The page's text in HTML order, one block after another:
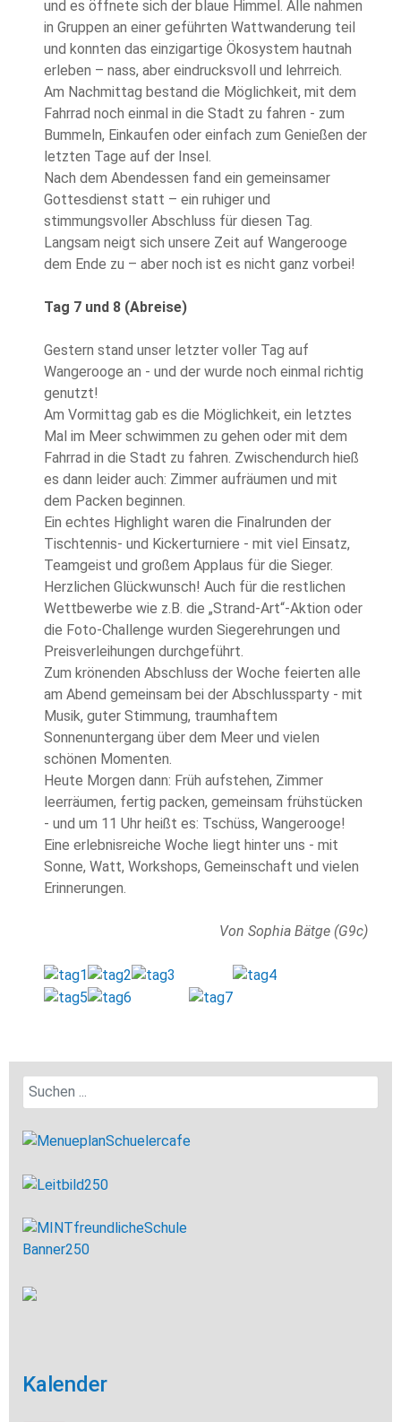
und es öffnete sich der blaue Himmel. Alle nahmen
in Gruppen an einer geführten Wattwanderung teil
und konnten das einzigartige Ökosystem hautnah
erleben – nass, aber eindrucksvoll und lehrreich.
Am Nachmittag bestand die Möglichkeit, mit dem
Fahrrad noch einmal in die Stadt zu fahren - zum
Bummeln, Einkaufen oder einfach zum Genießen der
letzten Tage auf der Insel.
Nach dem Abendessen fand ein gemeinsamer
Gottesdienst statt – ein ruhiger und
stimmungsvoller Abschluss für diesen Tag.
Langsam neigt sich unsere Zeit auf Wangerooge
dem Ende zu – aber noch ist es nicht ganz vorbei!
Tag 7 und 8 (Abreise)
Gestern stand unser letzter voller Tag auf
Wangerooge an - und der wurde noch einmal richtig
genutzt!
Am Vormittag gab es die Möglichkeit, ein letztes
Mal im Meer schwimmen zu gehen oder mit dem
Fahrrad in die Stadt zu fahren. Zwischendurch hieß
es dann leider auch: Zimmer aufräumen und mit
dem Packen beginnen.
Ein echtes Highlight waren die Finalrunden der
Tischtennis- und Kickerturniere - mit viel Einsatz,
Teamgeist und großem Applaus für die Sieger.
Herzlichen Glückwunsch! Auch für die restlichen
Wettbewerbe wie z.B. die „Strand-Art“-Aktion oder
die Foto-Challenge wurden Siegerehrungen und
Preisverleihungen durchgeführt.
Zum krönenden Abschluss der Woche feierten alle
am Abend gemeinsam bei der Abschlussparty - mit
Musik, guter Stimmung, traumhaftem
Sonnenuntergang über dem Meer und vielen
schönen Momenten.
Heute Morgen dann: Früh aufstehen, Zimmer
leerräumen, fertig packen, gemeinsam frühstücken
- und um 11 Uhr heißt es: Tschüss, Wangerooge!
Eine erlebnisreiche Woche liegt hinter uns - mit
Sonne, Watt, Workshops, Gemeinschaft und vielen
Erinnerungen.
Von Sophia Bätge (G9c)
Kalender